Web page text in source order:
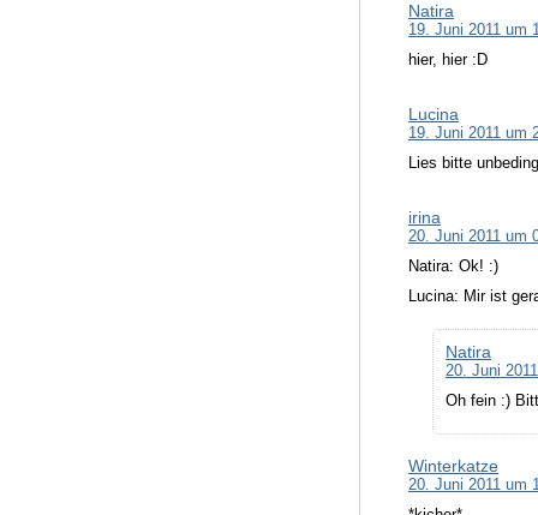
Natira
19. Juni 2011 um
hier, hier :D
Lucina
19. Juni 2011 um
Lies bitte
irina
20. Juni 2011 um
Natira: Ok! :)
Lucina: Mir ist
Natira
20. Juni
Oh fein :)
Winterkatze
20. Juni 2011 um